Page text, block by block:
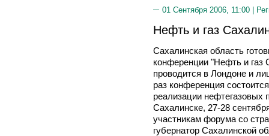
01 Сентября 2006, 11:00 |
Нефть и газ
Сахалинская область
конференции "Нефть и газ
проводится в Лондоне и
раз конференция
реализации нефтегазовых
Сахалинске, 27-28
участникам форума со
губернатор Сахалинской